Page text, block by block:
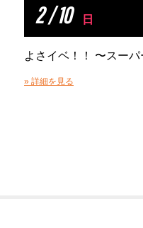
2 / 10 日
よさイベ！！ 〜スー
» 詳細を見る